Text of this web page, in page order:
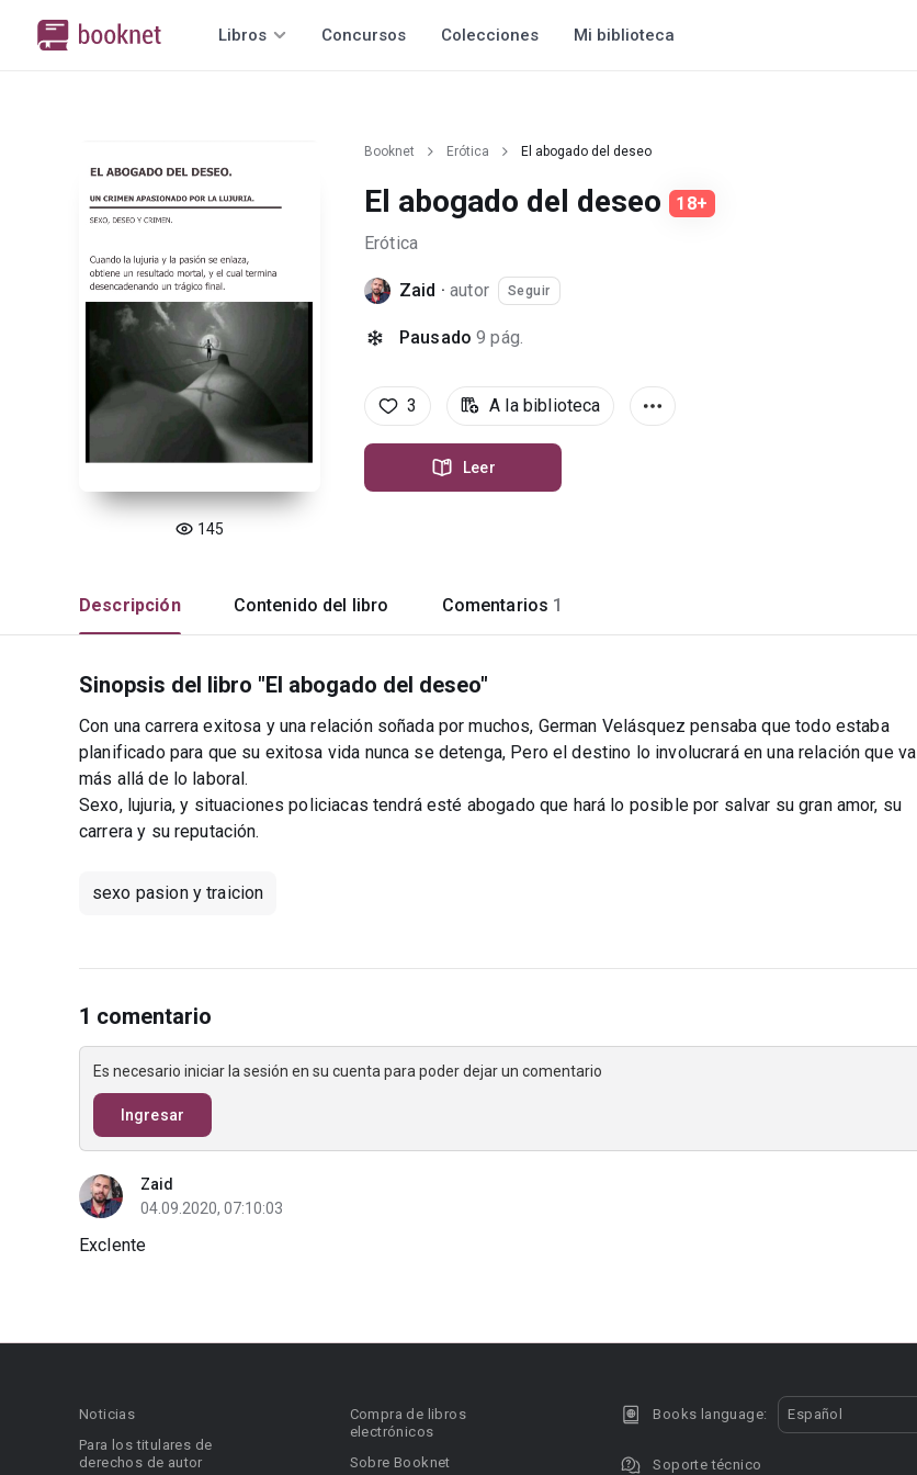
Libros Concursos Colecciones Mi biblioteca
145
Booknet Erótica El abogado del deseo
El abogado del deseo
18+
Erótica
Zaid ·autor Seguir
Pausado 9 pág.
3 A la biblioteca
Leer
Descripción Contenido del libro Comentarios 1
Sinopsis del libro "El abogado del deseo"
Con una carrera exitosa y una relación soñada por muchos, German Velásquez pensaba que todo estaba
planificado para que su exitosa vida nunca se detenga, Pero el destino lo involucrará en una relación que va
más allá de lo laboral.
Sexo, lujuria, y situaciones policiacas tendrá esté abogado que hará lo posible por salvar su gran amor, su
carrera y su reputación.
sexo pasion y traicion
1 comentario
Es necesario iniciar la sesión en su cuenta para poder dejar un comentario
Ingresar
Zaid
04.09.2020, 07:10:03
Exclente
Noticias
Para los titulares de
derechos de autor
Compra de libros
electrónicos
Sobre Booknet
Books language: Español
Soporte técnico